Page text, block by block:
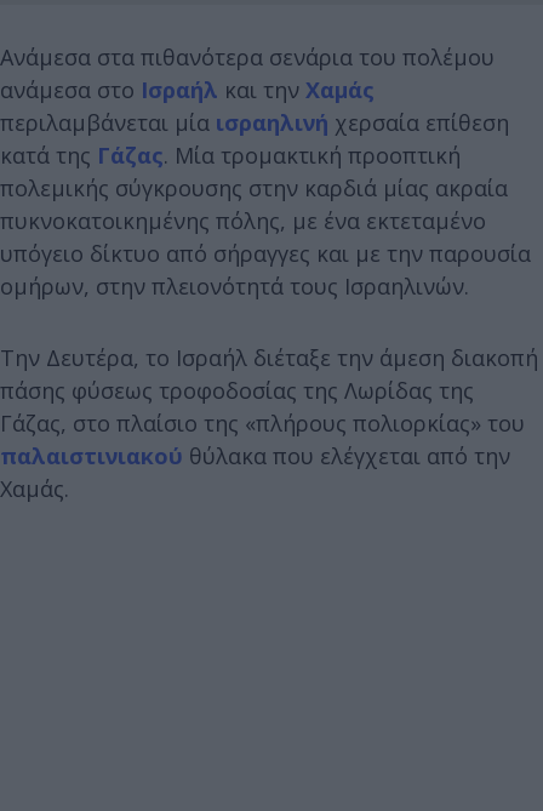
Ανάμεσα στα πιθανότερα σενάρια του πολέμου
ανάμεσα στο Ισραήλ και την Χαμάς
περιλαμβάνεται μία ισραηλινή χερσαία επίθεση
κατά της Γάζας. Μία τρομακτική προοπτική
πολεμικής σύγκρουσης στην καρδιά μίας ακραία
πυκνοκατοικημένης πόλης, με ένα εκτεταμένο
υπόγειο δίκτυο από σήραγγες και με την παρουσία
ομήρων, στην πλειονότητά τους Ισραηλινών.
Την Δευτέρα, το Ισραήλ διέταξε την άμεση διακοπή
πάσης φύσεως τροφοδοσίας της Λωρίδας της
Γάζας, στο πλαίσιο της «πλήρους πολιορκίας» του
παλαιστινιακού θύλακα που ελέγχεται από την
Χαμάς.